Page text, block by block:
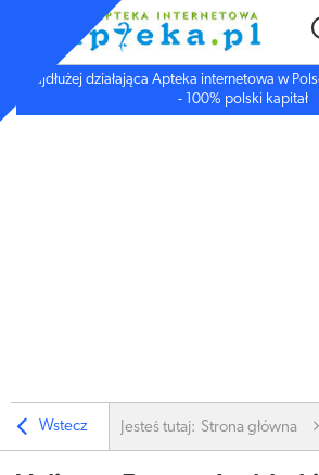
Najdłużej działająca Apteka internetowa w
- 100% polski kapitał
Wstecz Jesteś tutaj: Strona główna